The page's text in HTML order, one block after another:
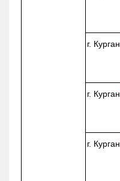
г. Курган
г. Курган
г. Курган